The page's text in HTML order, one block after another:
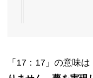
「17：17」の意味は